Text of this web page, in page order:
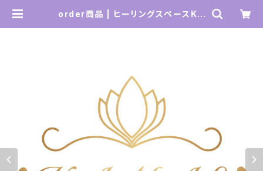
order商品 | ヒーリングスペースKA